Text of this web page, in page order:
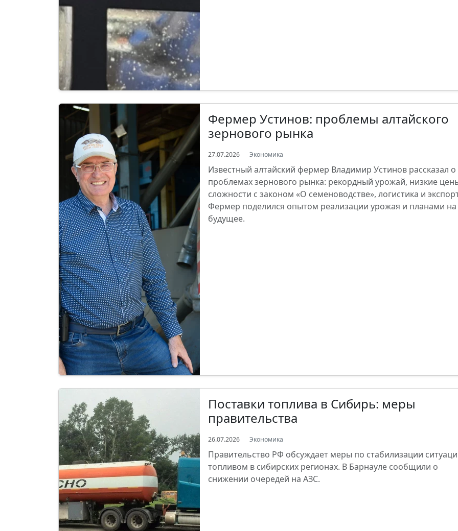
Фермер Устинов: проблемы алтайского
зернового рынка
27.07.2026 Экономика
Известный алтайский фермер Владимир Устинов рассказал о
проблемах зернового рынка: рекордный урожай, низкие
сложности с законом «О семеноводстве», логистика и
Фермер поделился опытом реализации урожая и планами на
будущее.
Поставки топлива в Сибирь: меры
правительства
26.07.2026 Экономика
Правительство РФ обсуждает меры по стабилизации
топливом в сибирских регионах. В Барнауле сообщили о
снижении очередей на АЗС.